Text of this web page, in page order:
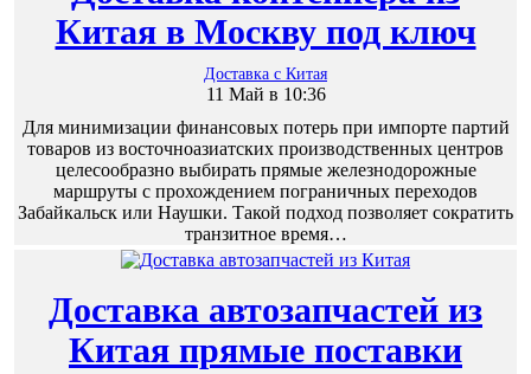
Китая в Москву под ключ
Доставка с Китая
11 Май в 10:36
Для минимизации финансовых потерь при импорте партий
товаров из восточноазиатских производственных центров
целесообразно выбирать прямые железнодорожные
маршруты с прохождением пограничных переходов
Забайкальск или Наушки. Такой подход позволяет сократить
транзитное время…
Доставка автозапчастей из
Китая прямые поставки